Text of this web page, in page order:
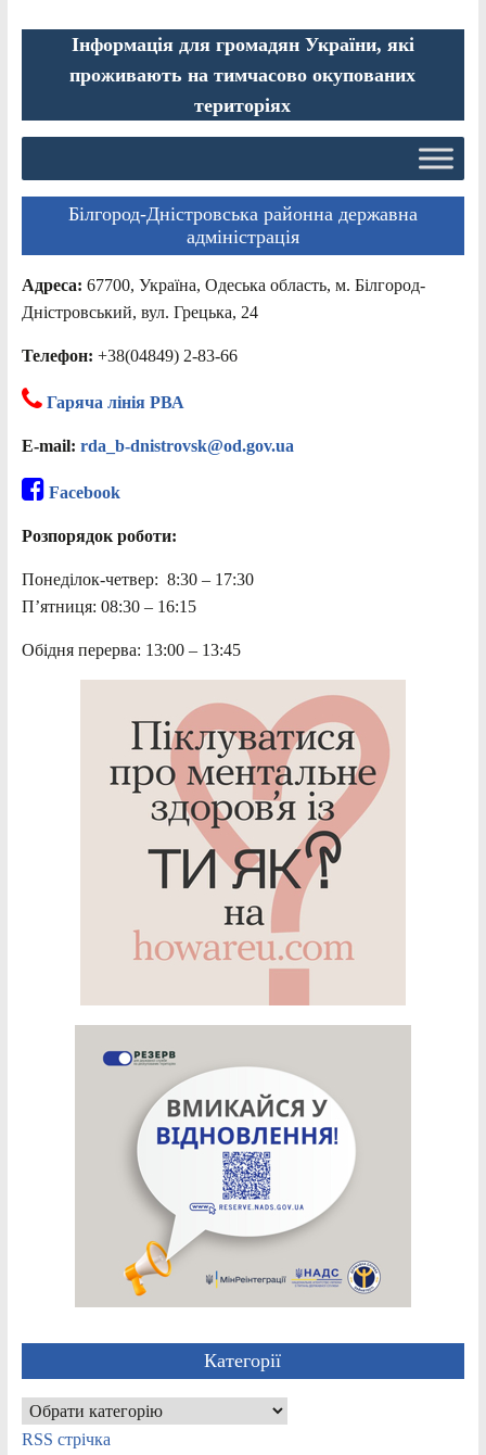
Інформація для громадян України, які
проживають на тимчасово окупованих
територіях
Білгород-Дністровська районна державна
адміністрація
Адреса: 67700, Україна, Одеська область, м. Білгород-
Дністровський, вул. Грецька, 24
Телефон: +38(04849) 2-83-66
Гаряча лінія РВА
E-mail: rda_b-dnistrovsk@od.gov.ua
Facebook
Розпорядок роботи:
Понеділок-четвер: 8:30 – 17:30
П’ятниця: 08:30 – 16:15
Обідня перерва: 13:00 – 13:45
Категорії
Категорії
RSS стрічка